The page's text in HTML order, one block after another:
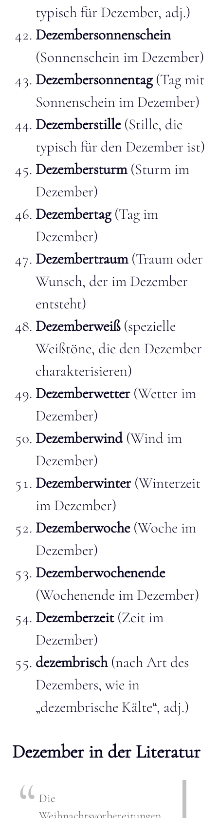
typisch für Dezember, adj.)
Dezembersonnenschein
(Sonnenschein im Dezember)
Dezembersonnentag(Tag mit
Sonnenschein im Dezember)
Dezemberstille(Stille, die
typisch für den Dezember ist)
Dezembersturm(Sturm im
Dezember)
Dezembertag(Tag im
Dezember)
Dezembertraum(Traum oder
Wunsch, der im Dezember
entsteht)
Dezemberweiß(spezielle
Weißtöne, die den Dezember
charakterisieren)
Dezemberwetter(Wetter im
Dezember)
Dezemberwind(Wind im
Dezember)
Dezemberwinter(Winterzeit
im Dezember)
Dezemberwoche(Woche im
Dezember)
Dezemberwochenende
(Wochenende im Dezember)
Dezemberzeit(Zeit im
Dezember)
dezembrisch(nach Art des
Dezembers, wie in
„dezembrische Kälte“, adj.)
Dezember in der Literatur
Die